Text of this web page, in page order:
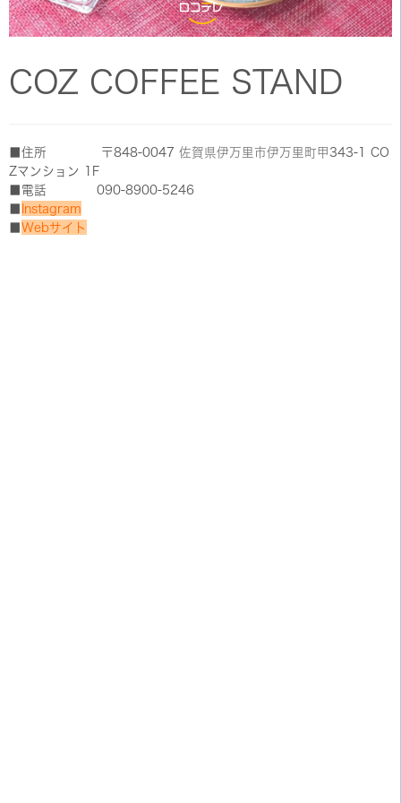
COZ COFFEE STAND
■住所 〒848-0047 佐賀県伊万里市伊万里町甲343-1 CO
Zマンション 1F
■電話 090-8900-5246
■Instagram
■Webサイト